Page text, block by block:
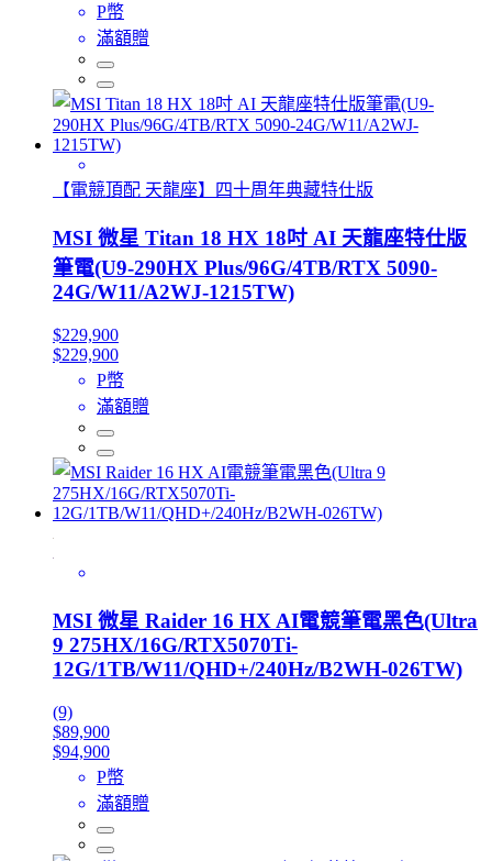
P幣
滿額贈
【電競頂配 天龍座】四十周年典藏特仕版
MSI 微星 Titan 18 HX 18吋 AI 天龍座特仕版
筆電(U9-290HX Plus/96G/4TB/RTX 5090-
24G/W11/A2WJ-1215TW)
$229,900
$229,900
P幣
滿額贈
MSI 微星 Raider 16 HX AI電競筆電黑色(Ultra
9 275HX/16G/RTX5070Ti-
12G/1TB/W11/QHD+/240Hz/B2WH-026TW)
(9)
$89,900
$94,900
P幣
滿額贈